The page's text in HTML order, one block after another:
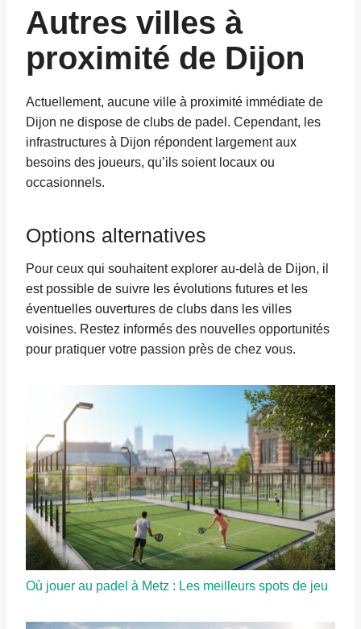
Autres villes à
proximité de Dijon
Actuellement, aucune ville à proximité immédiate de
Dijon ne dispose de clubs de padel. Cependant, les
infrastructures à Dijon répondent largement aux
besoins des joueurs, qu’ils soient locaux ou
occasionnels.
Options alternatives
Pour ceux qui souhaitent explorer au-delà de Dijon, il
est possible de suivre les évolutions futures et les
éventuelles ouvertures de clubs dans les villes
voisines. Restez informés des nouvelles opportunités
pour pratiquer votre passion près de chez vous.
Où jouer au padel à Metz : Les meilleurs spots de jeu